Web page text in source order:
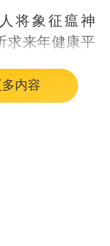
将象征瘟神
求来年健康平
特民俗节日，
年蛴蟆节
，嘉陵区三会
，西充县多扶
地，一年一度
年味狂欢。
内容